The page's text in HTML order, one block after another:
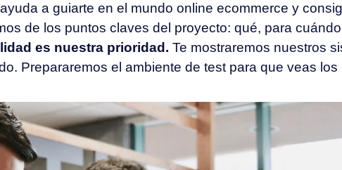
a guiarte en el mundo online ecommerce y
de los puntos claves del proyecto: qué, para
es nuestra prioridad. Te mostraremos nuestros
Prepararemos el ambiente de test para que veas